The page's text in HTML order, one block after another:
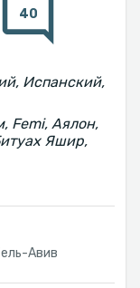
40
Испанский,
Femi, Аялон,
Яшир,
Авив‎